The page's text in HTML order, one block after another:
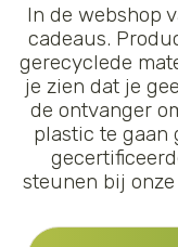
In de webshop
cadeaus.
gerecyclede
je zien dat je
de ontvanger
plastic te gaan
steunen bij